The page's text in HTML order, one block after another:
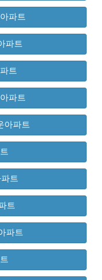
파트
파트
트
파트
아파트
트
트
파트